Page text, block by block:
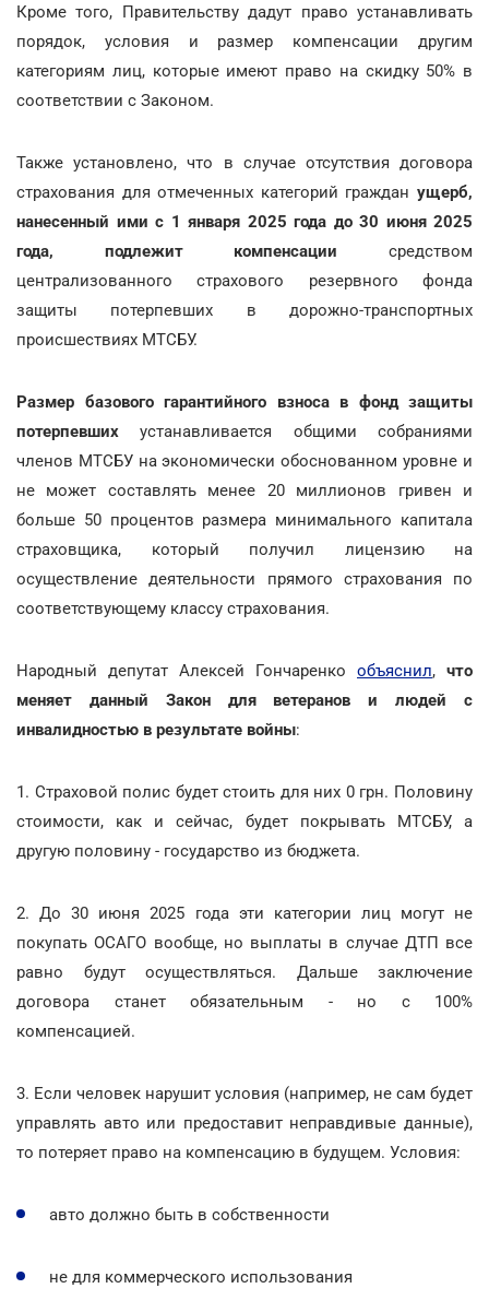
Кроме того, Правительству дадут право устанавливать
порядок, условия и размер компенсации другим
категориям лиц, которые имеют право на скидку 50% в
соответствии с Законом.
Также установлено, что в случае отсутствия договора
страхования для отмеченных категорий граждан ущерб,
нанесенный ими с 1 января 2025 года до 30 июня 2025
года, подлежит компенсации средством
централизованного страхового резервного фонда
защиты потерпевших в дорожно-транспортных
происшествиях МТСБУ.
Размер базового гарантийного взноса в фонд защиты
потерпевшихустанавливается общими собраниями
членов МТСБУ на экономически обоснованном уровне и
не может составлять менее 20 миллионов гривен и
больше 50 процентов размера минимального капитала
страховщика, который получил лицензию на
осуществление деятельности прямого страхования по
соответствующему классу страхования.
Народный депутат Алексей Гончаренко объяснил, что
меняет данный Закон для ветеранов и людей с
инвалидностью в результате войны:
1. Страховой полис будет стоить для них 0 грн. Половину
стоимости, как и сейчас, будет покрывать МТСБУ, а
другую половину - государство из бюджета.
2. До 30 июня 2025 года эти категории лиц могут не
покупать ОСАГО вообще, но выплаты в случае ДТП все
равно будут осуществляться. Дальше заключение
договора станет обязательным - но с 100%
компенсацией.
3. Если человек нарушит условия (например, не сам будет
управлять авто или предоставит неправдивые данные),
то потеряет право на компенсацию в будущем. Условия:
авто должно быть в собственности
не для коммерческого использования